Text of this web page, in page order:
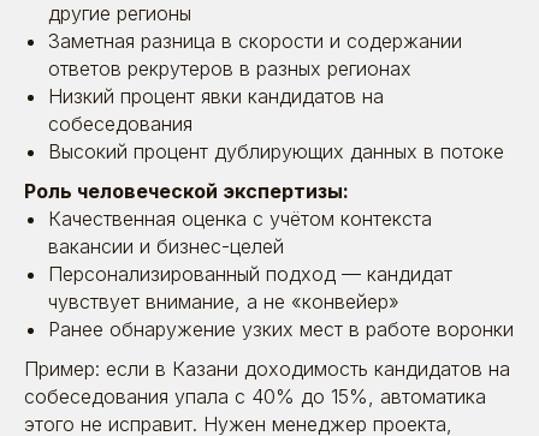
другие регионы
Заметная разница в скорости и содержании
ответов рекрутеров в разных регионах
Низкий процент явки кандидатов на
собеседования
Высокий процент дублирующих данных в потоке
Роль человеческой экспертизы:
Качественная оценка с учётом контекста
вакансии и бизнес-целей
Персонализированный подход — кандидат
чувствует внимание, а не «конвейер»
Ранее обнаружение узких мест в работе воронки
Пример: если в Казани доходимость кандидатов на
собеседования упала с 40% до 15%, автоматика
этого не исправит. Нужен менеджер проекта,